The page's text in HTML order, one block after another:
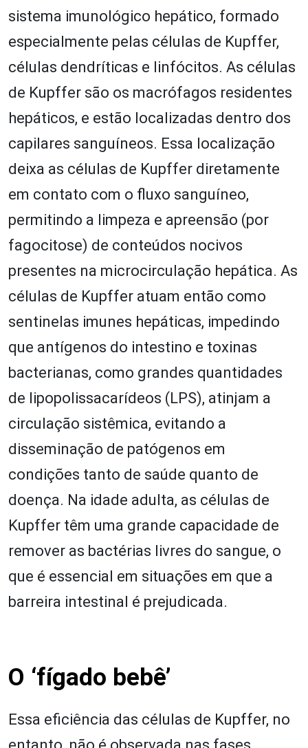
sistema imunológico hepático, formado
especialmente pelas células de Kupffer,
células dendríticas e linfócitos. As células
de Kupffer são os macrófagos residentes
hepáticos, e estão localizadas dentro dos
capilares sanguíneos. Essa localização
deixa as células de Kupffer diretamente
em contato com o fluxo sanguíneo,
permitindo a limpeza e apreensão (por
fagocitose) de conteúdos nocivos
presentes na microcirculação hepática. As
células de Kupffer atuam então como
sentinelas imunes hepáticas, impedindo
que antígenos do intestino e toxinas
bacterianas, como grandes quantidades
de lipopolissacarídeos (LPS), atinjam a
circulação sistêmica, evitando a
disseminação de patógenos em
condições tanto de saúde quanto de
doença. Na idade adulta, as células de
Kupffer têm uma grande capacidade de
remover as bactérias livres do sangue, o
que é essencial em situações em que a
barreira intestinal é prejudicada.
O ‘fígado bebê’
Essa eficiência das células de Kupffer, no